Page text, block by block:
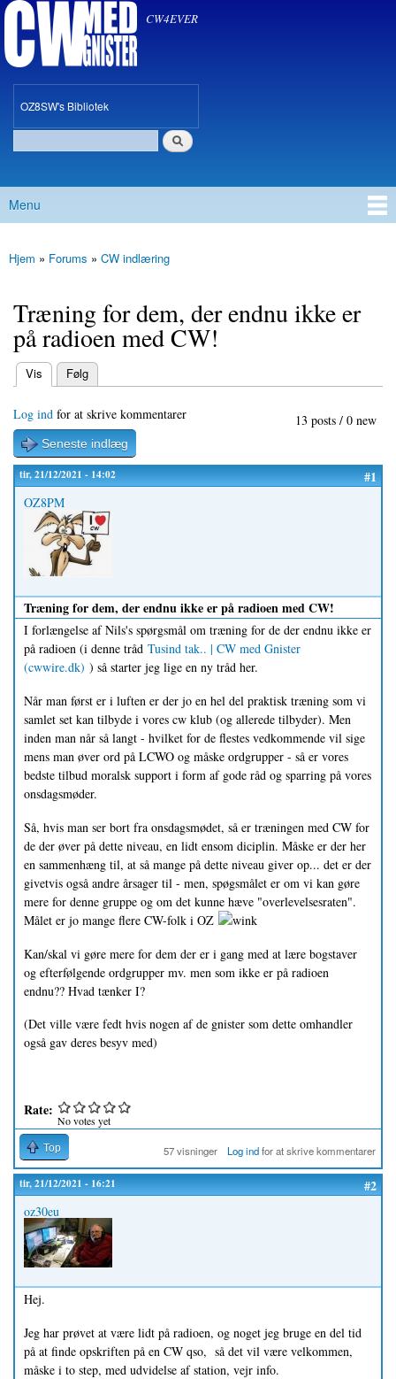
CW med Gnister CW4EVER
oz8swOZ8SW's Bibliotek
Søgefelt
Hovedmenu
Menu
Du er her
Hjem » Forums » CW indlæring
Træning for dem, der endnu ikke er
på radioen med CW!
Primære faneblade
Vis
(aktiv fane) Følg
13 posts / 0 new
Log ind for at skrive kommentarer
Seneste indlæg
tir, 21/12/2021 - 14:02 #1
OZ8PM
Træning for dem, der endnu ikke er på radioen med CW!
I forlængelse af Nils's spørgsmål om træning for de der endnu ikke er
på radioen (i denne tråd Tusind tak.. | CW med Gnister
(cwwire.dk) ) så starter jeg lige en ny tråd her.
Når man først er i luften er der jo en hel del praktisk træning som vi
samlet set kan tilbyde i vores cw klub (og allerede tilbyder). Men
inden man når så langt - hvilket for de flestes vedkommende vil sige
mens man øver ord på LCWO og måske ordgrupper - så er vores
bedste tilbud moralsk support i form af gode råd og sparring på vores
onsdagsmøder.
Så, hvis man ser bort fra onsdagsmødet, så er træningen med CW for
de der øver på dette niveau, en lidt ensom diciplin. Måske er der her
en sammenhæng til, at så mange på dette niveau giver op... det er der
givetvis også andre årsager til - men, spøgsmålet er om vi kan gøre
mere for denne gruppe og om det kunne hæve "overlevelsesraten".
Målet er jo mange flere CW-folk i OZ
Kan/skal vi gøre mere for dem der er i gang med at lære bogstaver
og efterfølgende ordgrupper mv. men som ikke er på radioen
endnu?? Hvad tænker I?
(Det ville være fedt hvis nogen af de gnister som dette omhandler
også gav deres besyv med)
Rate:
No votes yet
Top 57 visninger Log indfor at skrive kommentarer
tir, 21/12/2021 - 16:21 #2
oz30eu
Hej.
Jeg har prøvet at være lidt på radioen, og noget jeg bruge en del tid
på at finde opskriften på en CW qso, så det vil være velkommen,
måske i to step, med udvidelse af station, vejr info.